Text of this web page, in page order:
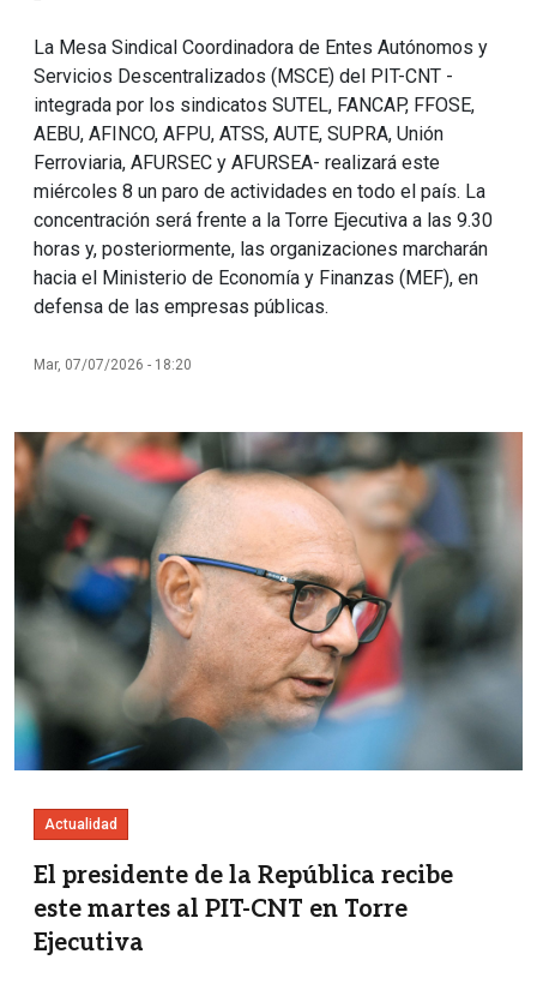
La Mesa Sindical Coordinadora de Entes Autónomos y
Servicios Descentralizados (MSCE) del PIT-CNT -
integrada por los sindicatos SUTEL, FANCAP, FFOSE,
AEBU, AFINCO, AFPU, ATSS, AUTE, SUPRA, Unión
Ferroviaria, AFURSEC y AFURSEA- realizará este
miércoles 8 un paro de actividades en todo el país. La
concentración será frente a la Torre Ejecutiva a las 9.30
horas y, posteriormente, las organizaciones marcharán
hacia el Ministerio de Economía y Finanzas (MEF), en
defensa de las empresas públicas.
Mar, 07/07/2026 - 18:20
Imagen
Actualidad
El presidente de la República recibe
este martes al PIT-CNT en Torre
Ejecutiva